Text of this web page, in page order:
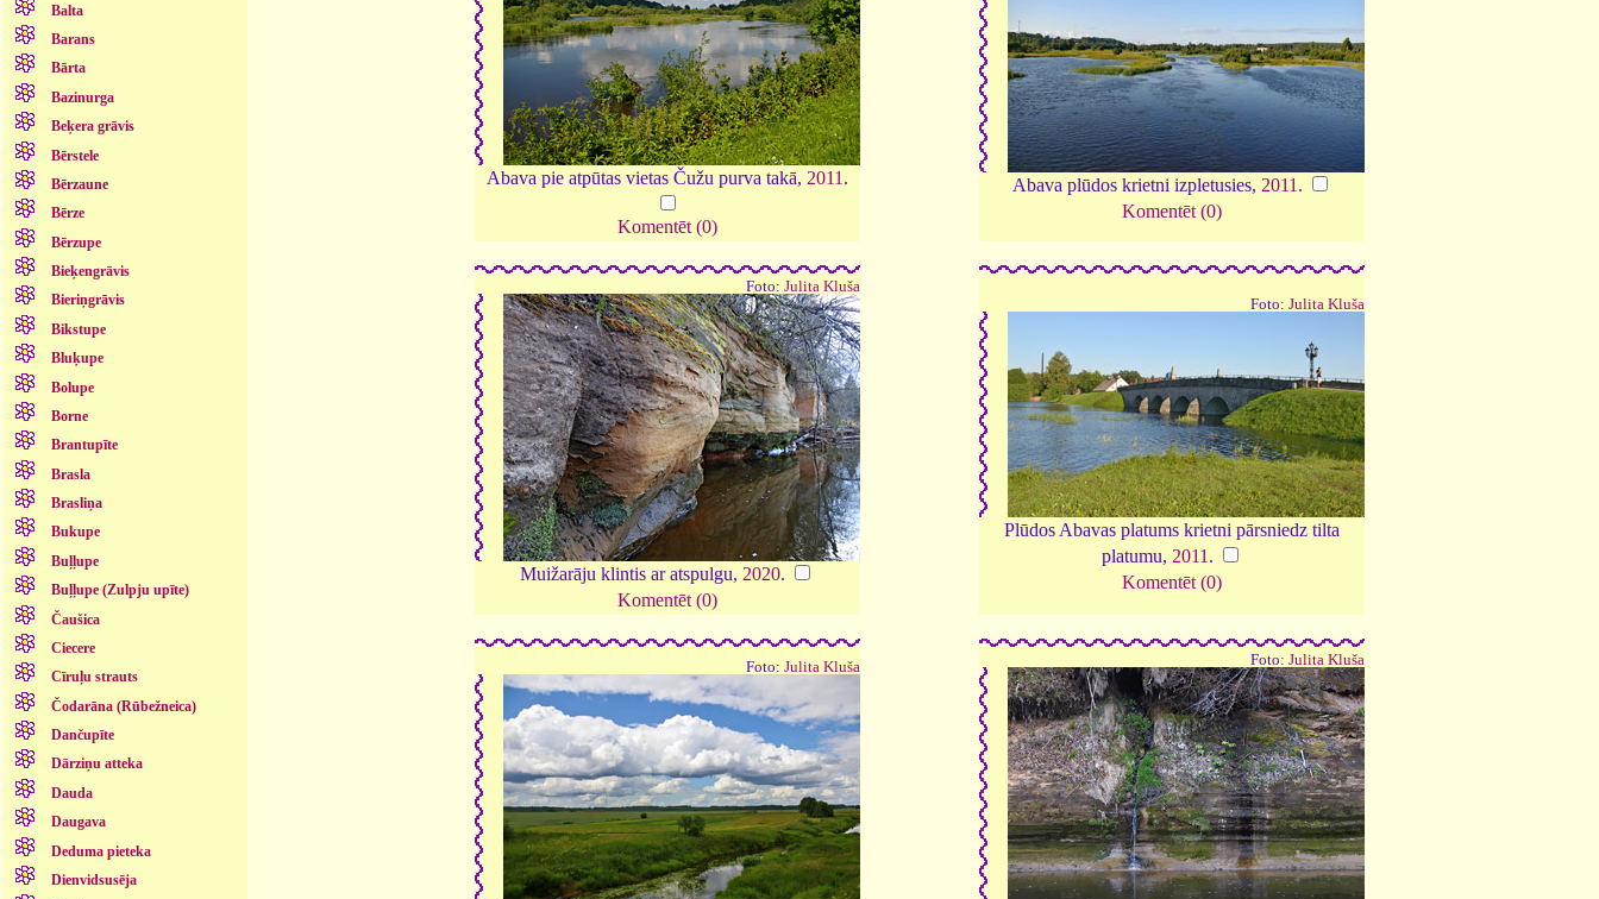
Balta
Barans
Bārta
Bazinurga
Beķera grāvis
Bērstele
Bērzaune
Bērze
Bērzupe
Bieķengrāvis
Bieriņgrāvis
Bikstupe
Bluķupe
Bolupe
Borne
Brantupīte
Brasla
Brasliņa
Bukupe
Buļļupe
Buļļupe (Zulpju upīte)
Čaušica
Ciecere
Cīruļu strauts
Čodarāna (Rūbežneica)
Dančupīte
Dārziņu atteka
Dauda
Daugava
Deduma pieteka
Dienvidsusēja
Abava pie atpūtas vietas Čužu purva takā, 2011 .
Komentēt (0)
Abava plūdos krietni izpletusies, 2011 .
Komentēt (0)
Foto: Julita Kluša
Muižarāju klintis ar atspulgu, 2020.
Komentēt (0)
Foto: Julita Kluša
Plūdos Abavas platums krietni pārsniedz tilta
platumu, 2011 .
Komentēt (0)
Foto: Julita Kluša Foto: Julita Kluša